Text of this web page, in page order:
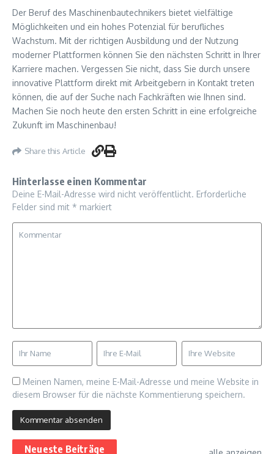
Der Beruf des Maschinenbautechnikers bietet vielfältige
Möglichkeiten und ein hohes Potenzial für berufliches
Wachstum. Mit der richtigen Ausbildung und der Nutzung
moderner Plattformen können Sie den nächsten Schritt in Ihrer
Karriere machen. Vergessen Sie nicht, dass Sie durch unsere
innovative Plattform direkt mit Arbeitgebern in Kontakt treten
können, die auf der Suche nach Fachkräften wie Ihnen sind.
Machen Sie noch heute den ersten Schritt in eine erfolgreiche
Zukunft im Maschinenbau!
Share this Article
Hinterlasse einen Kommentar
Deine E-Mail-Adresse wird nicht veröffentlicht. Erforderliche
Felder sind mit * markiert
Meinen Namen, meine E-Mail-Adresse und meine Website in
diesem Browser für die nächste Kommentierung speichern.
Neueste Beiträge